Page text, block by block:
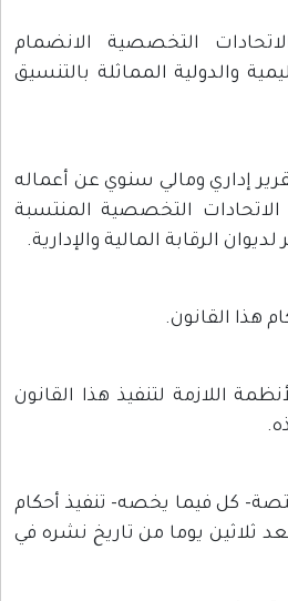
التخصصية الانضمام
والدولية المماثلة بالتنسيق
إداري ومالي سنوي عن أعماله
التخصصية المنتسبة
الرقابة المالية والإدارية.
هذا القانون.
اللازمة لتنفيذ هذا القانون
كل فيما يخصه- تنفيذ أحكام
ثلاثين يوما من تاريخ نشره في